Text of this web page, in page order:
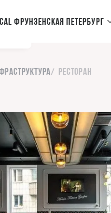
Фрунзенская Петербург
Ресторан